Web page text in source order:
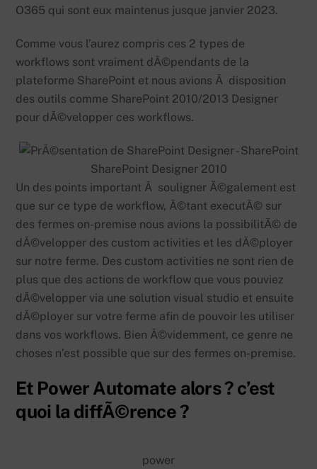
O365 qui sont eux maintenus jusque janvier 2023.
Comme vous l’aurez compris ces 2 types de
workflows sont vraiment dÃ©pendants de la
plateforme SharePoint et nous avions Ã disposition
des outils comme SharePoint 2010/2013 Designer
pour dÃ©velopper ces workflows.
SharePoint Designer 2010
Un des points important Ã souligner Ã©galement est
que sur ce type de workflow, Ã©tant executÃ© sur
des fermes on-premise nous avions la possibilitÃ© de
dÃ©velopper des custom activities et les dÃ©ployer
sur notre ferme. Des custom activities ne sont rien de
plus que des actions de workflow que vous pouviez
dÃ©velopper via une solution visual studio et ensuite
dÃ©ployer sur votre ferme afin de pouvoir les utiliser
dans vos workflows. Bien Ã©videmment, ce genre ne
choses n’est possible que sur des fermes on-premise.
Et Power Automate alors ? c’est
quoi la diffÃ©rence ?
power